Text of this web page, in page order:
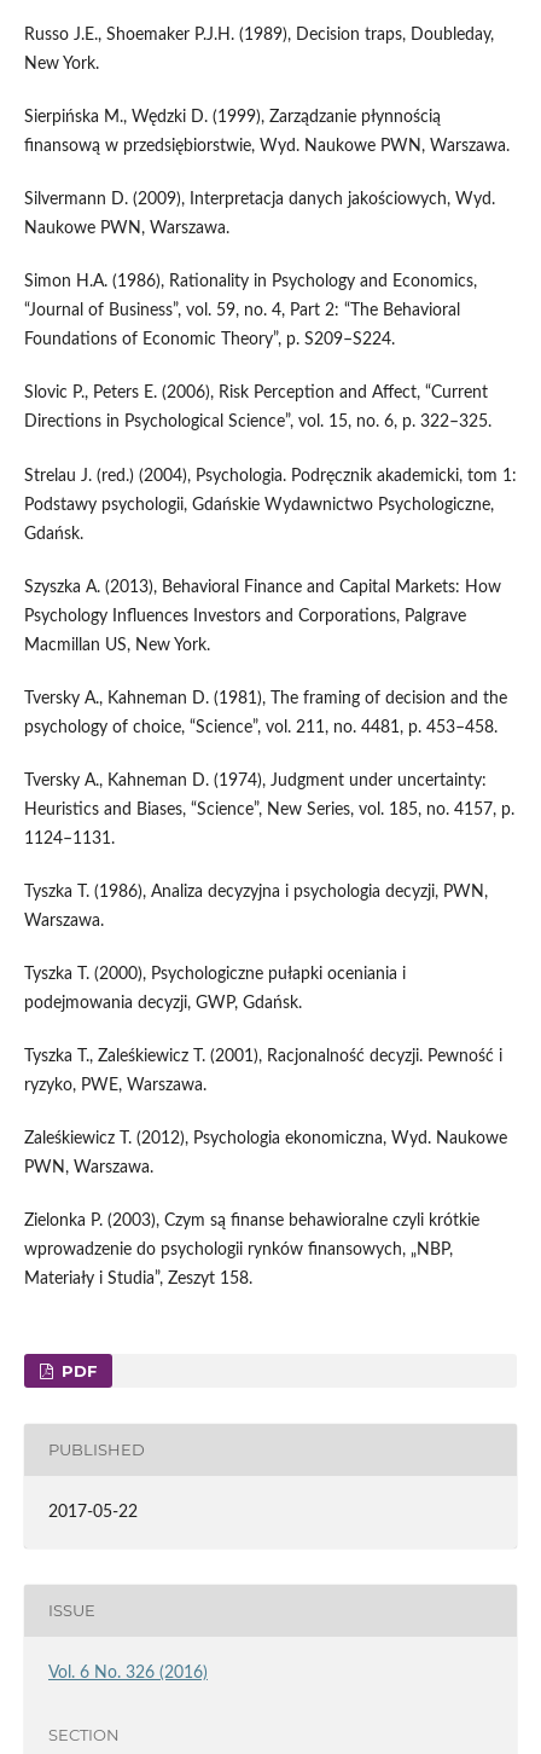
Russo J.E., Shoemaker P.J.H. (1989), Decision traps, Doubleday,
New York.
Sierpińska M., Wędzki D. (1999), Zarządzanie płynnością
finansową w przedsiębiorstwie, Wyd. Naukowe PWN, Warszawa.
Silvermann D. (2009), Interpretacja danych jakościowych, Wyd.
Naukowe PWN, Warszawa.
Simon H.A. (1986), Rationality in Psychology and Economics,
“Journal of Business”, vol. 59, no. 4, Part 2: “The Behavioral
Foundations of Economic Theory”, p. S209–S224.
Slovic P., Peters E. (2006), Risk Perception and Affect, “Current
Directions in Psychological Science”, vol. 15, no. 6, p. 322–325.
Strelau J. (red.) (2004), Psychologia. Podręcznik akademicki, tom 1:
Podstawy psychologii, Gdańskie Wydawnictwo Psychologiczne,
Gdańsk.
Szyszka A. (2013), Behavioral Finance and Capital Markets: How
Psychology Influences Investors and Corporations, Palgrave
Macmillan US, New York.
Tversky A., Kahneman D. (1981), The framing of decision and the
psychology of choice, “Science”, vol. 211, no. 4481, p. 453–458.
Tversky A., Kahneman D. (1974), Judgment under uncertainty:
Heuristics and Biases, “Science”, New Series, vol. 185, no. 4157, p.
1124–1131.
Tyszka T. (1986), Analiza decyzyjna i psychologia decyzji, PWN,
Warszawa.
Tyszka T. (2000), Psychologiczne pułapki oceniania i
podejmowania decyzji, GWP, Gdańsk.
Tyszka T., Zaleśkiewicz T. (2001), Racjonalność decyzji. Pewność i
ryzyko, PWE, Warszawa.
Zaleśkiewicz T. (2012), Psychologia ekonomiczna, Wyd. Naukowe
PWN, Warszawa.
Zielonka P. (2003), Czym są finanse behawioralne czyli krótkie
wprowadzenie do psychologii rynków finansowych, „NBP,
Materiały i Studia”, Zeszyt 158.
PDF
PUBLISHED
2017-05-22
ISSUE
Vol. 6 No. 326 (2016)
SECTION